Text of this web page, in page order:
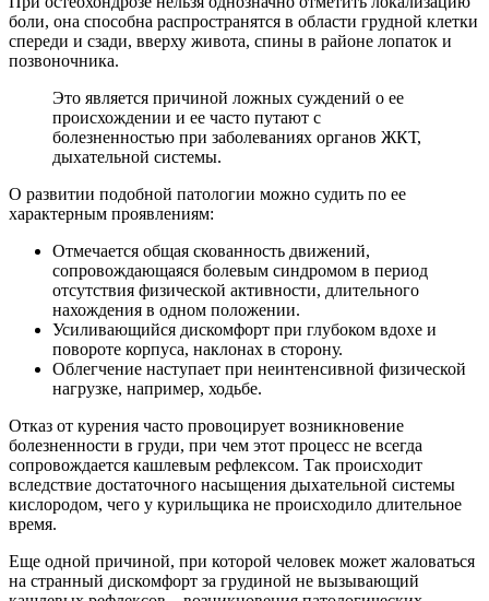
боли, она способна распространятся в области грудной клетки
спереди и сзади, вверху живота, спины в районе лопаток и
позвоночника.
Это является причиной ложных суждений о ее
происхождении и ее часто путают с
болезненностью при заболеваниях органов ЖКТ,
дыхательной системы.
О развитии подобной патологии можно судить по ее
характерным проявлениям:
Отмечается общая скованность движений,
сопровождающаяся болевым синдромом в период
отсутствия физической активности, длительного
нахождения в одном положении.
Усиливающийся дискомфорт при глубоком вдохе и
повороте корпуса, наклонах в сторону.
Облегчение наступает при неинтенсивной физической
нагрузке, например, ходьбе.
Отказ от курения часто провоцирует возникновение
болезненности в груди, при чем этот процесс не всегда
сопровождается кашлевым рефлексом. Так происходит
вследствие достаточного насыщения дыхательной системы
кислородом, чего у курильщика не происходило длительное
время.
Еще одной причиной, при которой человек может жаловаться
на странный дискомфорт за грудиной не вызывающий